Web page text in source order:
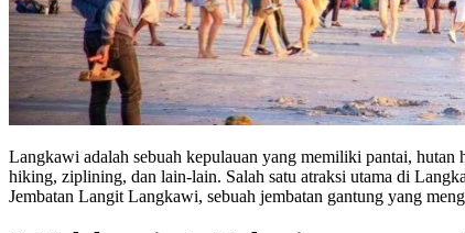
Langkawi adalah sebuah kepulauan yang memiliki pantai, hutan
hiking, ziplining, dan lain-lain. Salah satu atraksi utama di
Jembatan Langit Langkawi, sebuah jembatan gantung yang